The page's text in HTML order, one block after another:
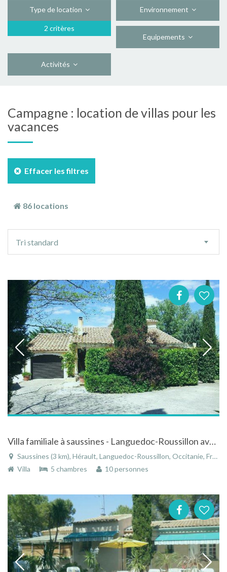
Type de location
2 critères
Environnement
Equipements
Activités
Campagne : location de villas pour les
vacances
Effacer les filtres
86 locations
tri
Tri standard
Villa familiale à saussines - Languedoc-Roussillon avec piscine et terrain de pétanque à la campagne
Saussines (3 km), Hérault, Languedoc-Roussillon, Occitanie, France
Villa
5 chambres 10 personnes